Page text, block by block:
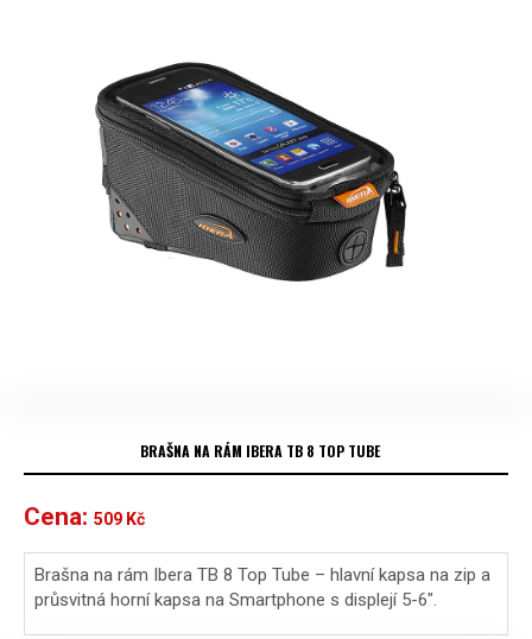
BRAŠNA NA RÁM IBERA TB 8 TOP TUBE
Cena: 509 Kč
Brašna na rám Ibera TB 8 Top Tube – hlavní kapsa na zip a
průsvitná horní kapsa na Smartphone s displejí 5-6″.